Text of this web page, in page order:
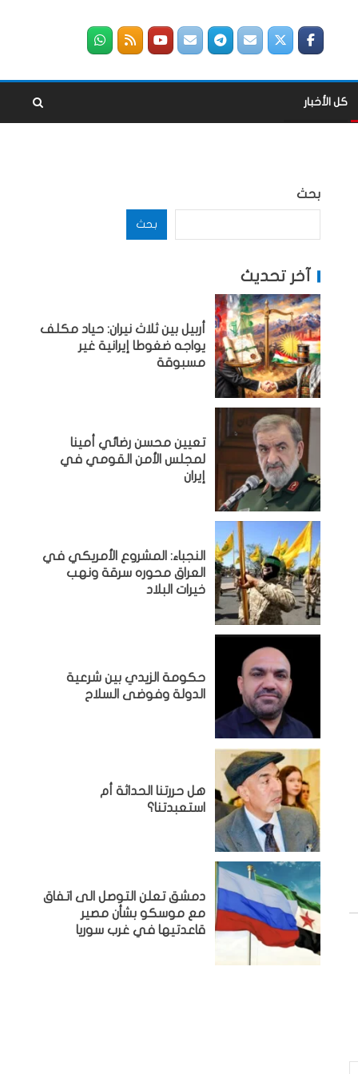
كل الأخبار
بحث
بحث
آخر تحديث
أربيل بين ثلاث نيران: حياد مكلف
يواجه ضغوطا إيرانية غير
مسبوقة
تعيين محسن رضائي أمينا
لمجلس الأمن القومي في
إيران
النجباء: المشروع الأمريكي في
العراق محوره سرقة ونهب
خيرات البلاد
حكومة الزيدي بين شرعية
الدولة وفوضى السلاح
هل حررتنا الحداثة أم
استعبدتنا؟
دمشق تعلن التوصل الى اتفاق
مع موسكو بشأن مصير
قاعدتيها في غرب سوريا